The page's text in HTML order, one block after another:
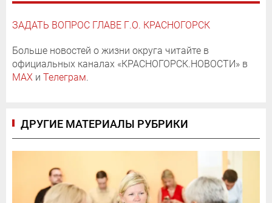
ЗАДАТЬ ВОПРОС ГЛАВЕ Г.О. КРАСНОГОРСК
Больше новостей о жизни округа читайте в
официальных каналах «КРАСНОГОРСК.НОВОСТИ» в
MAX и Телеграм.
ДРУГИЕ МАТЕРИАЛЫ РУБРИКИ